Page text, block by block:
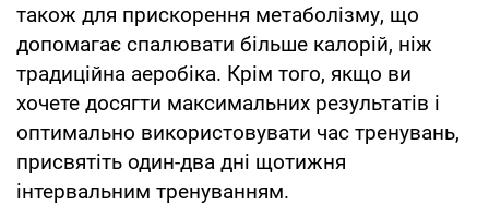
також для прискорення метаболізму, що
допомагає спалювати більше калорій, ніж
традиційна аеробіка. Крім того, якщо ви
хочете досягти максимальних результатів і
оптимально використовувати час тренувань,
присвятіть один-два дні щотижня
інтервальним тренуванням.